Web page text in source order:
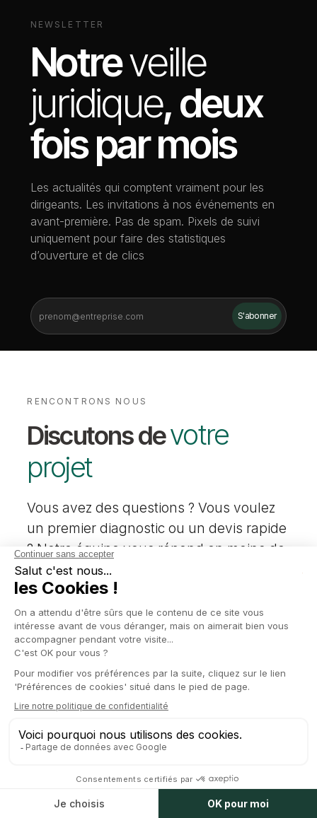
NEWSLETTER
Notreveille
juridique, deux
fois par mois
Les actualités qui comptent vraiment pour les
dirigeants. Les invitations à nos événements en
avant-première. Pas de spam. Pixels de suivi
uniquement pour faire des statistiques
d’ouverture et de clics
RENCONTRONS NOUS
Discutons devotre
projet
Vous avez des questions ? Vous voulez
un premier diagnostic ou un devis rapide
? Notre équipe vous répond en moins de
24h.
Réponse en quelques minutes
Du lundi au vendredi, par email ou téléphone.
Entretien gratuit
On identifie vos risques juridiques avant la term
sheet.
Devis transparent